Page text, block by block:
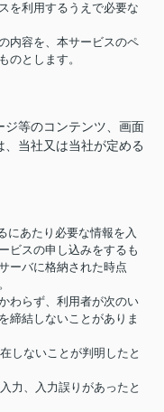
を利用するうえで必要な
内容を、本サービスのペ
のとします。
等のコンテンツ、画面
当社又は当社が定める
にあたり必要な情報を入
ビスの申し込みをするも
ーバに格納された時点
わらず、利用者が次のい
締結しないことがありま
しないことが判明したと
力、入力誤りがあったと